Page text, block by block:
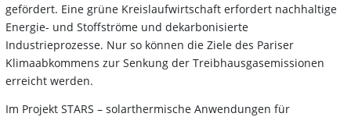
gefördert. Eine grüne Kreislaufwirtschaft erfordert nachhaltige
Energie- und Stoffströme und dekarbonisierte
Industrieprozesse. Nur so können die Ziele des Pariser
Klimaabkommens zur Senkung der Treibhausgasemissionen
erreicht werden.
Im Projekt STARS – solarthermische Anwendungen für